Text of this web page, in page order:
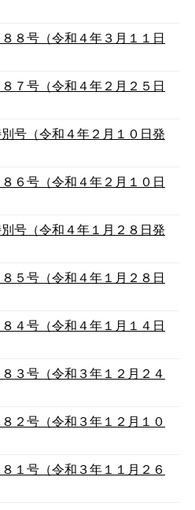
８号（令和４年３月１１日
７号（令和４年２月２５日
号（令和４年２月１０日発
６号（令和４年２月１０日
号（令和４年１月２８日発
５号（令和４年１月２８日
４号（令和４年１月１４日
３号（令和３年１２月２４
２号（令和３年１２月１０
１号（令和３年１１月２６